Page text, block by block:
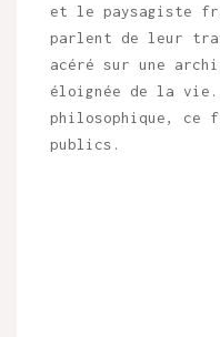
et le paysagiste
parlent de leur
acéré sur une
éloignée de la vie.
philosophique, ce
publics.